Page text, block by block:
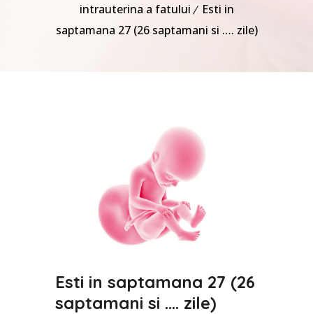
intrauterina a fatului
Esti in
saptamana 27 (26 saptamani si …. zile)
Esti in saptamana 27 (26
saptamani si …. zile)